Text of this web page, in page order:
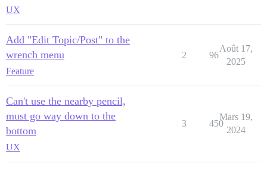
UX
Add "Edit Topic/Post" to the
wrench menu
Feature
2 96
Août 17,
2025
Can't use the nearby pencil,
must go way down to the
bottom
UX
3 450
Mars 19,
2024